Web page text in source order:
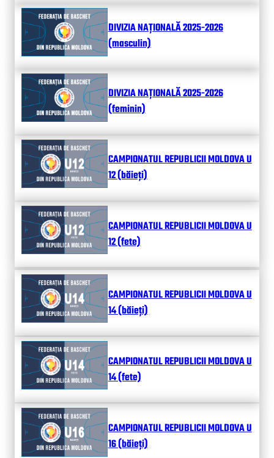
DIVIZIA NAȚIONALĂ 2025-2026
(masculin)
DIVIZIA NAȚIONALĂ 2025-2026
(feminin)
CAMPIONATUL REPUBLICII MOLDOVA U
12 (băieți)
CAMPIONATUL REPUBLICII MOLDOVA U
12 (fete)
CAMPIONATUL REPUBLICII MOLDOVA U
14 (băieți)
CAMPIONATUL REPUBLICII MOLDOVA U
14 (fete)
CAMPIONATUL REPUBLICII MOLDOVA U
16 (băieți)